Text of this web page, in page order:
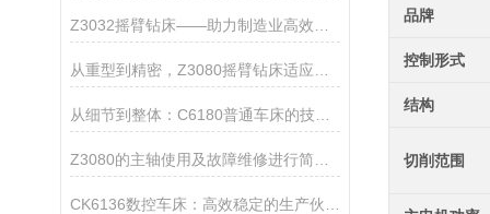
从细节到整体：C6180普通车床的技术优势详解
Z3080的主轴使用及故障维修进行简单介绍
品牌
控制形式
结构
切削范围